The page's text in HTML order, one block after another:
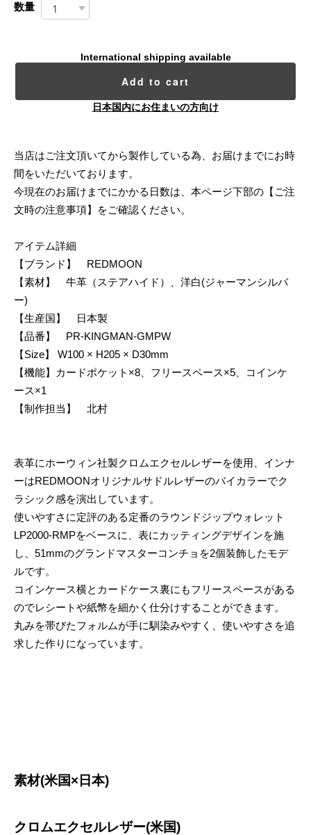
数量
International shipping available
Add to cart
日本国内にお住まいの方向け
当店はご注文頂いてから製作している為、お届けまでにお時
間をいただいております。
今現在のお届けまでにかかる日数は、本ページ下部の【ご注
文時の注意事項】をご確認ください。
アイテム詳細
【ブランド】 REDMOON
【素材】 牛革（ステアハイド）、洋白(ジャーマンシルバ
ー)
【生産国】 日本製
【品番】 PR-KINGMAN-GMPW
【Size】 W100 × H205 × D30mm
【機能】カードポケット×8、フリースペース×5、コインケ
ース×1
【制作担当】 北村
表革にホーウィン社製クロムエクセルレザーを使用、インナ
ーはREDMOONオリジナルサドルレザーのバイカラーでク
ラシック感を演出しています。
使いやすさに定評のある定番のラウンドジップウォレット
LP2000-RMPをベースに、表にカッティングデザインを施
し、51mmのグランドマスターコンチョを2個装飾したモデ
ルです。
コインケース横とカードケース裏にもフリースペースがある
のでレシートや紙幣を細かく仕分けすることができます。
丸みを帯びたフォルムが手に馴染みやすく、使いやすさを追
求した作りになっています。
素材(米国×日本)
クロムエクセルレザー(米国)